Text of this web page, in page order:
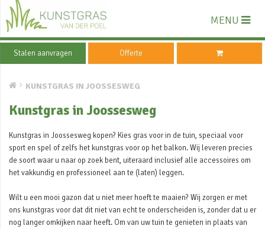
MENU
Stalen aanvragen Offerte
KUNSTGRAS IN JOOSSESWEG
Kunstgras in Joossesweg
Kunstgras in Joossesweg kopen? Kies gras voor in de tuin, speciaal voor
sport en spel of zelfs het kunstgras voor op het balkon. Wij leveren precies
de soort waar u naar op zoek bent, uiteraard inclusief alle accessoires om
het vakkundig en professioneel aan te (laten) leggen.
Wilt u een mooi gazon dat u niet meer hoeft te maaien? Wij zorgen er met
ons kunstgras voor dat dit niet van echt te onderscheiden is, zonder dat u er
nog langer omkijken naar heeft. Om van uw tuin te genieten in plaats van